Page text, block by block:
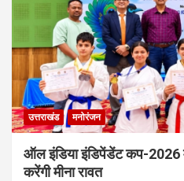
उत्तराखंड मनोरंजन
ऑल इंडिया इंडिपेंडेंट कप-2026
करेंगी मीना रावत